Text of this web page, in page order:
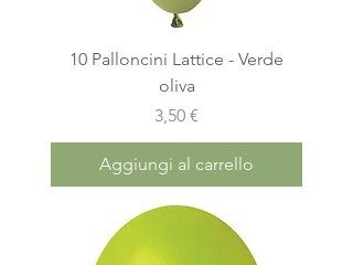
10 Palloncini Lattice - Verde
oliva
Prezzo
3,50 €
Aggiungi al carrello